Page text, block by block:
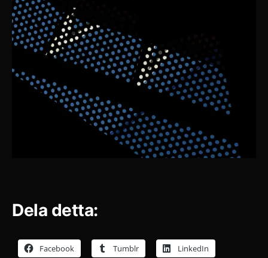
Dela detta:
Facebook Tumblr LinkedIn